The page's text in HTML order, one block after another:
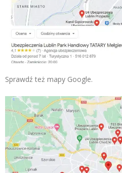
Sprawdź też mapy Google.